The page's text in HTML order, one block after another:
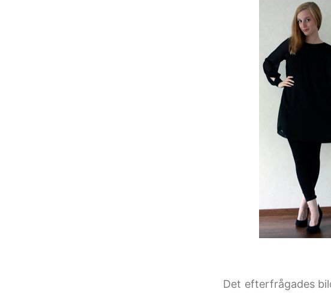
Det efterfrågades